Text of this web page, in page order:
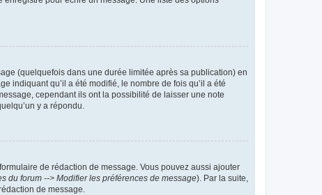
(quelquefois dans une durée limitée après sa publication) en
indiquant qu’il a été modifié, le nombre de fois qu’il a été
cependant ils ont la possibilité de laisser une note
y a répondu.
de rédaction de message. Vous pouvez aussi ajouter
du forum --> Modifier les préférences de message). Par la suite,
de message.